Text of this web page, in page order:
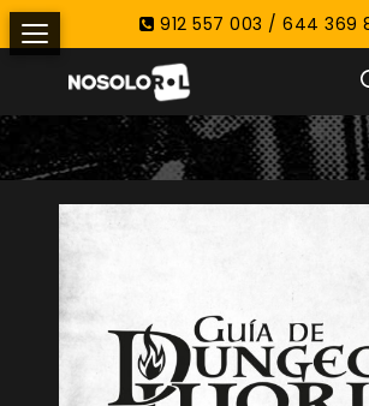
912 557 003 / 644 369